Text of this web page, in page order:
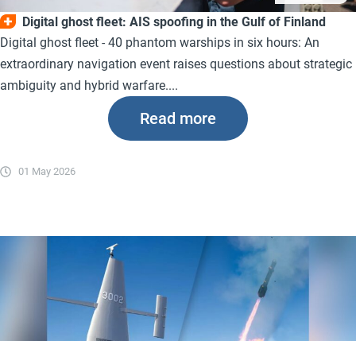
Digital ghost fleet: AIS spoofing in the Gulf of Finland
Digital ghost fleet - 40 phantom warships in six hours: An
extraordinary navigation event raises questions about strategic
ambiguity and hybrid warfare....
01 May 2026
Read more